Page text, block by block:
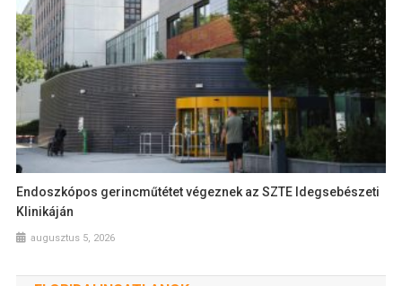
Endoszkópos gerincműtétet végeznek az SZTE Idegsebészeti
Klinikáján
augusztus 5, 2026